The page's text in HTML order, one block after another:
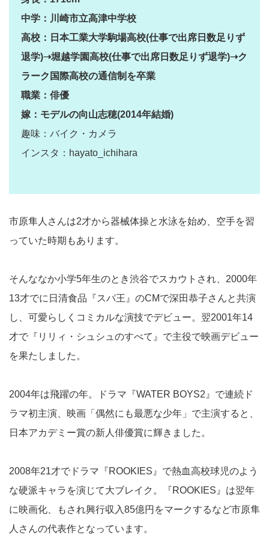
中学：川崎市立高津中学校
高校：日本工業大学駒場高校(仕事で出席日数足りず
退学)➝堀越学園高校(仕事で出席日数足りず退学)➝ク
ラーク国際高校の通信制を卒業
職業：俳優
嫁：モデルの向山志穂(2014年結婚)
趣味：バイク・カメラ
インスタ：hayato_ichihara
市原隼人さんは2才から器械体操と水泳を始め、空手を習
っていた時期もあります。
そんななか小学5年生のとき渋谷でスカウトされ、2000年
13才でに日清食品『スパ王』のCMで深田恭子さんと共演
し、可愛らしくコミカルな演技でデビュー。翌2001年14
才で『リリィ・シュシュのすべて』で主役で映画デビュー
を果たしました。
2004年は飛躍の年。ドラマ『WATER BOYS2』で連続ド
ラマ初主演、映画「偶然にも最悪な少年」で主演すると、
日本アカデミー賞の新人俳優賞に輝きました。
2008年21才でドラマ『ROOKIES』で熱血高校球児のよう
な硬派キャラを演じて大ブレイク。『ROOKIES』は翌年
に映画化、もされ興行収入85億円をマークするなど市原隼
人さんの代表作となっています。